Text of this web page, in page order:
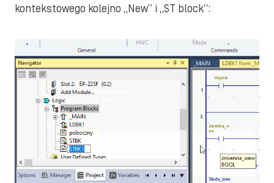
kontekstowego kolejno „New” i „ST block”: